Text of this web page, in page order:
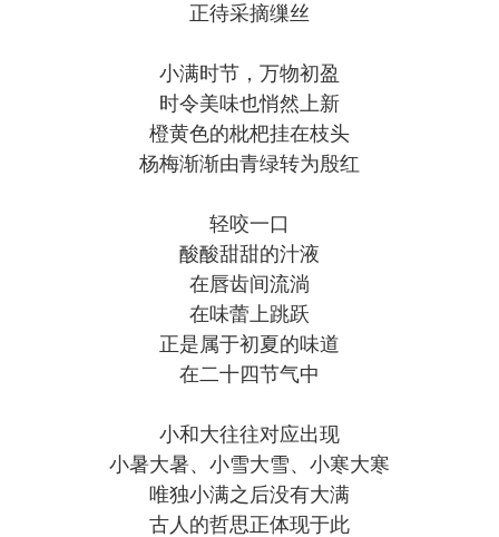
正待采摘缫丝
小满时节，万物初盈
时令美味也悄然上新
橙黄色的枇杷挂在枝头
杨梅渐渐由青绿转为殷红
轻咬一口
酸酸甜甜的汁液
在唇齿间流淌
在味蕾上跳跃
正是属于初夏的味道
在二十四节气中
小和大往往对应出现
小暑大暑、小雪大雪、小寒大寒
唯独小满之后没有大满
古人的哲思正体现于此